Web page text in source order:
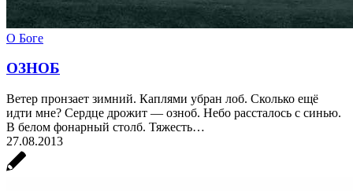
О Боге
ОЗНОБ
Ветер пронзает зимний. Каплями убран лоб. Сколько ещё
идти мне? Сердце дрожит — озноб. Небо рассталось с синью.
В белом фонарный столб. Тяжесть…
27.08.2013